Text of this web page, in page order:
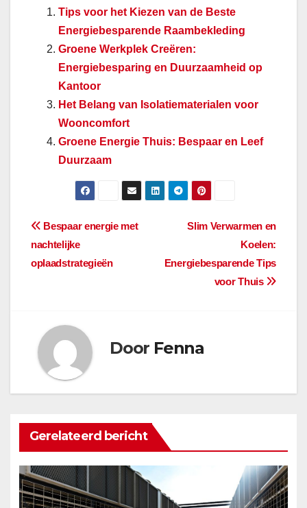
Tips voor het Kiezen van de Beste
Energiebesparende Raambekleding
Groene Werkplek Creëren:
Energiebesparing en Duurzaamheid op
Kantoor
Het Belang van Isolatiematerialen voor
Wooncomfort
Groene Energie Thuis: Bespaar en Leef
Duurzaam
Bericht
navigatie
Slim Verwarmen en
Koelen:
Energiebesparende Tips
voor Thuis
Bespaar energie met
nachtelijke
oplaadstrategieën
Door Fenna
Gerelateerd bericht